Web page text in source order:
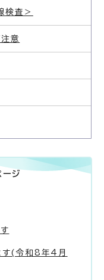
検査＞
注意
ージ
す(令和8年4月